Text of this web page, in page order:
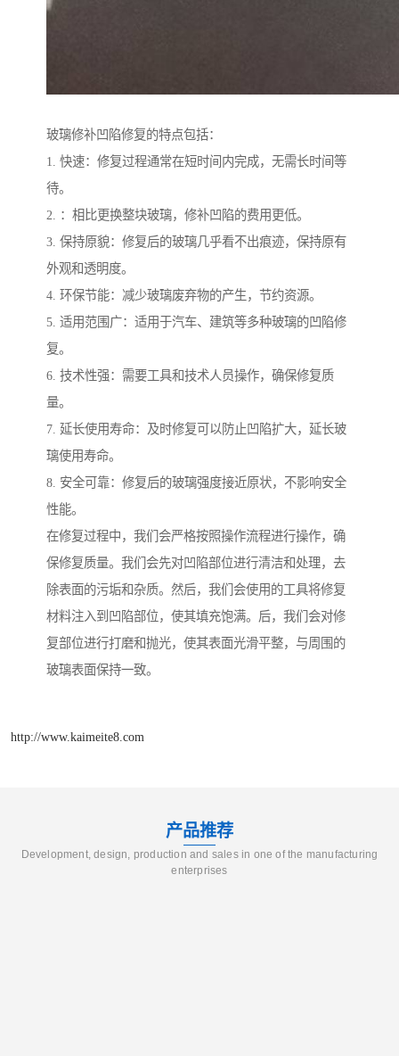
玻璃修补凹陷修复的特点包括：
1. 快速：修复过程通常在短时间内完成，无需长时间等
待。
2. ：相比更换整块玻璃，修补凹陷的费用更低。
3. 保持原貌：修复后的玻璃几乎看不出痕迹，保持原有
外观和透明度。
4. 环保节能：减少玻璃废弃物的产生，节约资源。
5. 适用范围广：适用于汽车、建筑等多种玻璃的凹陷修
复。
6. 技术性强：需要工具和技术人员操作，确保修复质
量。
7. 延长使用寿命：及时修复可以防止凹陷扩大，延长玻
璃使用寿命。
8. 安全可靠：修复后的玻璃强度接近原状，不影响安全
性能。
在修复过程中，我们会严格按照操作流程进行操作，确
保修复质量。我们会先对凹陷部位进行清洁和处理，去
除表面的污垢和杂质。然后，我们会使用的工具将修复
材料注入到凹陷部位，使其填充饱满。后，我们会对修
复部位进行打磨和抛光，使其表面光滑平整，与周围的
玻璃表面保持一致。
http://www.kaimeite8.com
产品推荐
Development, design, production and sales in one of the manufacturing
enterprises